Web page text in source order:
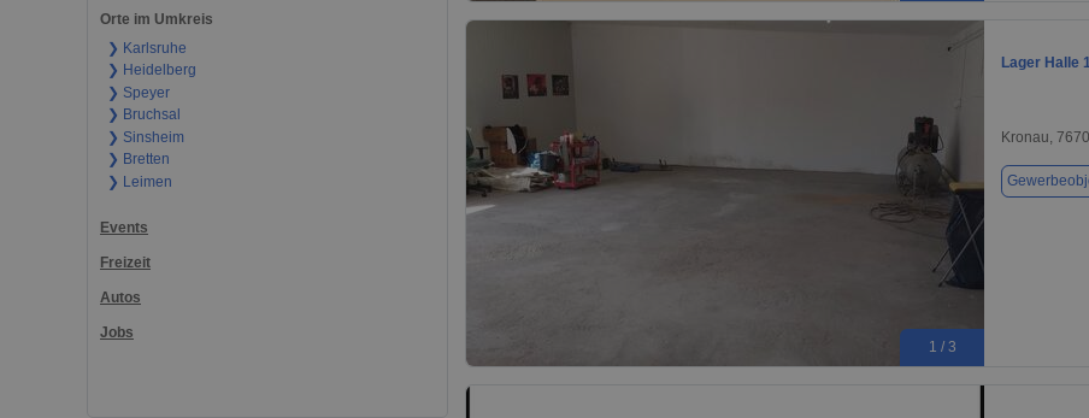
Orte im Umkreis
❯ Karlsruhe
❯ Heidelberg
❯ Speyer
❯ Bruchsal
❯ Sinsheim
❯ Bretten
❯ Leimen
Events
Freizeit
Autos
Jobs
1 / 3
Lager Halle
Kronau,